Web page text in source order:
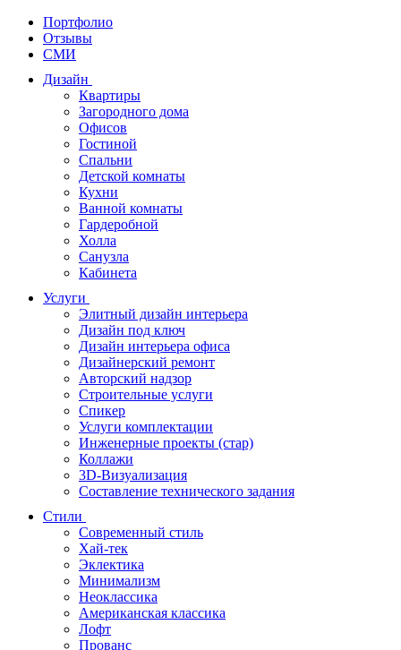
Портфолио
Отзывы
СМИ
Дизайн
Квартиры
Загородного дома
Офисов
Гостиной
Спальни
Детской комнаты
Кухни
Ванной комнаты
Гардеробной
Холла
Санузла
Кабинета
Услуги
Элитный дизайн интерьера
Дизайн под ключ
Дизайн интерьера офиса
Дизайнерский ремонт
Авторский надзор
Строительные услуги
Спикер
Услуги комплектации
Инженерные проекты (стар)
Коллажи
3D-Визуализация
Составление технического задания
Стили
Современный стиль
Хай-тек
Эклектика
Минимализм
Неоклассика
Американская классика
Лофт
Прованс